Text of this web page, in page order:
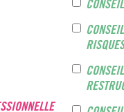
RISQUES